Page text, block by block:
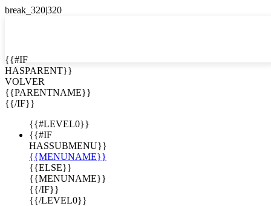

EN
ES
{{#IF
HASPARENT}}
VOLVER
{{PARENTNAME}}
{{/IF}}
{{#LEVEL0}}
{{#IF
HASSUBMENU}}
{{MENUNAME}}
{{ELSE}}
{{MENUNAME}}
{{/IF}}
{{/LEVEL0}}